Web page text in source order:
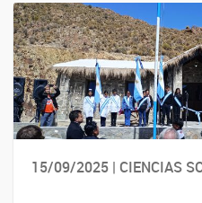
15/09/2025 | CIENCIAS